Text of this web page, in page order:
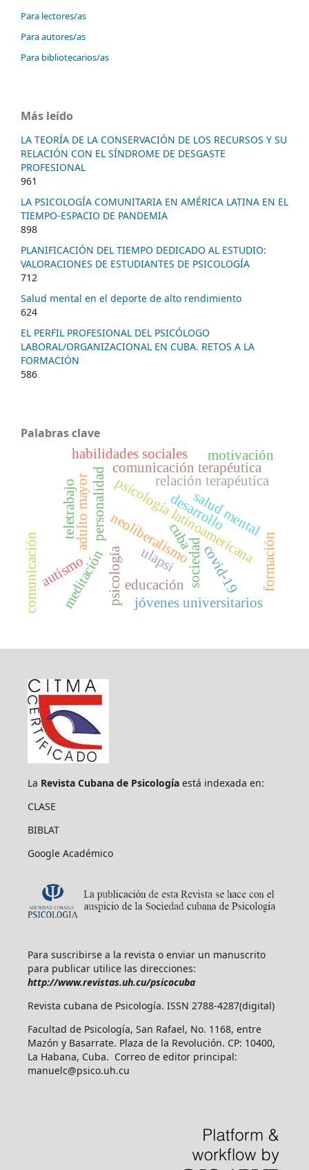
Para lectores/as
Para autores/as
Para bibliotecarios/as
Más leído
LA TEORÍA DE LA CONSERVACIÓN DE LOS RECURSOS Y SU
RELACIÓN CON EL SÍNDROME DE DESGASTE
PROFESIONAL
961
LA PSICOLOGÍA COMUNITARIA EN AMÉRICA LATINA EN EL
TIEMPO-ESPACIO DE PANDEMIA
898
PLANIFICACIÓN DEL TIEMPO DEDICADO AL ESTUDIO:
VALORACIONES DE ESTUDIANTES DE PSICOLOGÍA
712
Salud mental en el deporte de alto rendimiento
624
EL PERFIL PROFESIONAL DEL PSICÓLOGO
LABORAL/ORGANIZACIONAL EN CUBA. RETOS A LA
FORMACIÓN
586
Palabras clave
psicología latinoamericana
ulapsi sociedad
educación
desarrollo
personalidad
covid-19
neoliberalismo
psicología
salud mental
jóvenes universitarios
comunicación terapéutica
relación terapéutica
habilidades sociales
adulto mayor
meditación
cuba
teletrabajo
autismo
motivación
comunicación formación
La Revista Cubana de Psicologíaestá indexada en:
CLASE
BIBLAT
Google Académico
Para suscribirse a la revista o enviar un manuscrito
para publicar utilice las direcciones:
http://www.revistas.uh.cu/psicocuba
Revista cubana de Psicología. ISSN 2788-4287(digital)
Facultad de Psicología, San Rafael, No. 1168, entre
Mazón y Basarrate. Plaza de la Revolución. CP: 10400,
La Habana, Cuba. Correo de editor principal:
manuelc@psico.uh.cu